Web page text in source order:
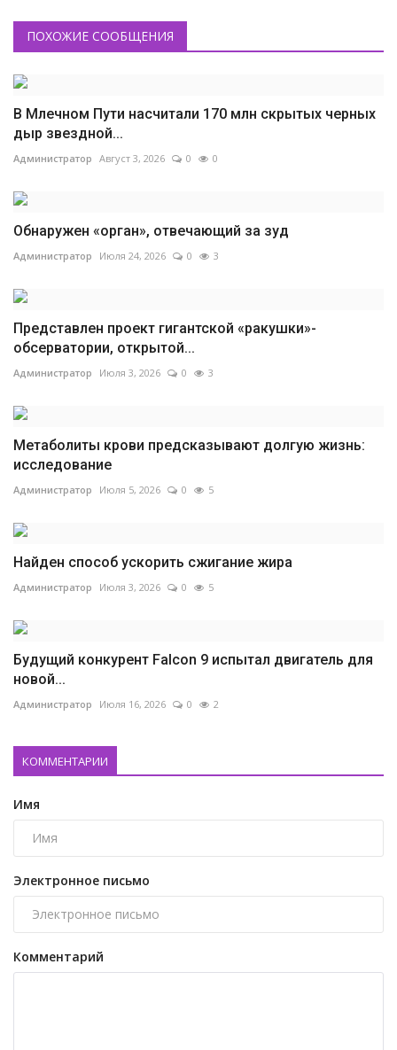
ПОХОЖИЕ СООБЩЕНИЯ
В Млечном Пути насчитали 170 млн скрытых черных
дыр звездной...
Администратор Август 3, 2026 0 0
Обнаружен «орган», отвечающий за зуд
Администратор Июля 24, 2026 0 3
Представлен проект гигантской «ракушки»-
обсерватории, открытой...
Администратор Июля 3, 2026 0 3
Метаболиты крови предсказывают долгую жизнь:
исследование
Администратор Июля 5, 2026 0 5
Найден способ ускорить сжигание жира
Администратор Июля 3, 2026 0 5
Будущий конкурент Falcon 9 испытал двигатель для
новой...
Администратор Июля 16, 2026 0 2
КОММЕНТАРИИ
Имя
Электронное письмо
Комментарий